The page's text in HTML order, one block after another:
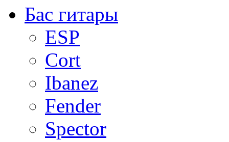
Бас гитары
ESP
Cort
Ibanez
Fender
Spector